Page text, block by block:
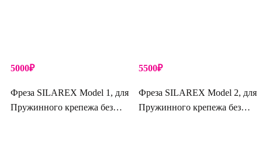
5000₽
Фреза SILAREX Model 1, для
Пружинного крепежа без
5500₽
Фреза SILAREX Model 2, для
Пружинного крепежа без